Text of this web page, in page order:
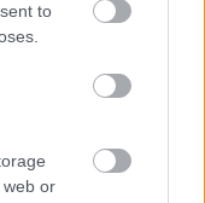
to
web or
pueden ser
dos últimas
4.470.000)